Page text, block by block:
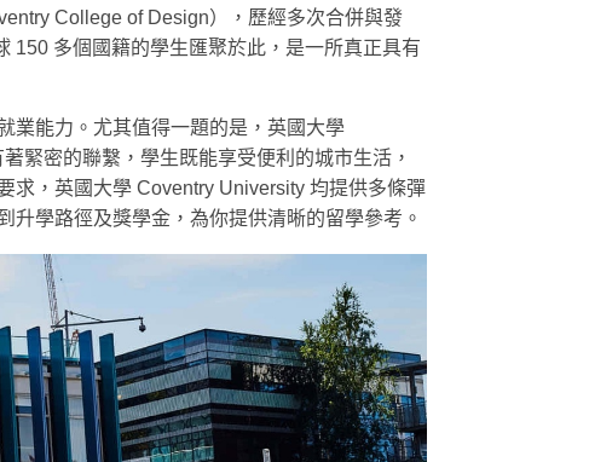
College of Design），歷經多次合併與發
150 多個國籍的學生匯聚於此，是一所真正具有
業能力。尤其值得一題的是，英國大學
緊密的聯繫，學生既能享受便利的城市生活，
求，英國大學 Coventry University 均提供多條彈
學路徑及獎學金，為你提供清晰的留學參考。